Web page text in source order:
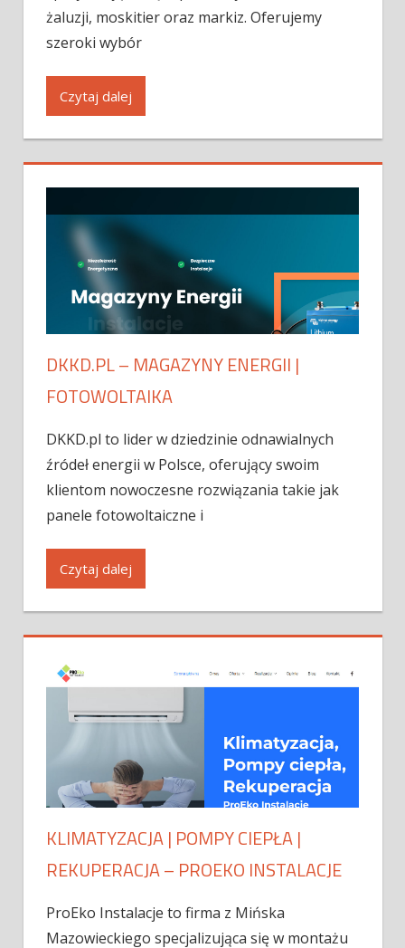
żaluzji, moskitier oraz markiz. Oferujemy
szeroki wybór
Czytaj dalej
DKKD.PL – MAGAZYNY ENERGII |
FOTOWOLTAIKA
DKKD.pl to lider w dziedzinie odnawialnych
źródeł energii w Polsce, oferujący swoim
klientom nowoczesne rozwiązania takie jak
panele fotowoltaiczne i
Czytaj dalej
KLIMATYZACJA | POMPY CIEPŁA |
REKUPERACJA – PROEKO INSTALACJE
ProEko Instalacje to firma z Mińska
Mazowieckiego specjalizująca się w montażu